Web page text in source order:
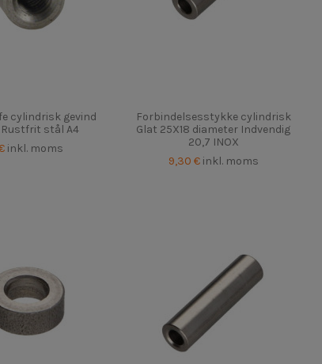
cylindrisk gevind
Rustfrit stål A4
inkl. moms
Forbindelsesstykke cylindrisk
Glat 25X18 diameter Indvendig
20,7 INOX
9,30 € inkl. moms